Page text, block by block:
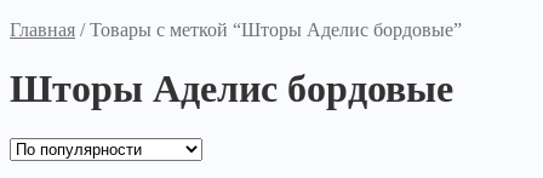
Главная /Товары с меткой “Шторы Аделис бордовые”
Шторы Аделис бордовые